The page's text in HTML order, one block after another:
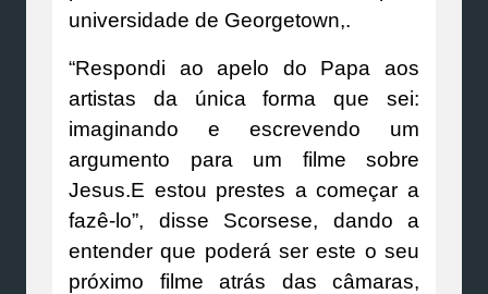
universidade de Georgetown,.
“Respondi ao apelo do Papa aos
artistas da única forma que sei:
imaginando e escrevendo um
argumento para um filme sobre
Jesus.E estou prestes a começar a
fazê-lo”, disse Scorsese, dando a
entender que poderá ser este o seu
próximo filme atrás das câmaras,